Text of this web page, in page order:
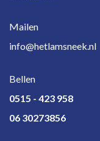
Mailen
info@hetlamsneek.nl
Bellen
0515 - 423 958
06 30273856